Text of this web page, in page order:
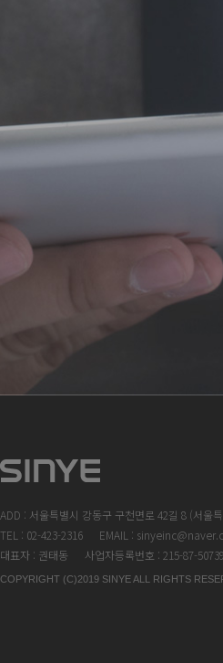
ADD : 서울특별시 강동구 구천면로 42길 8 (서울
TEL : 02-423-2316
EMAIL :
대표자 : 권태동
사업자등록번호 : 215-87-50739
COPYRIGHT (C)2019 SINYE ALL RIGHTS